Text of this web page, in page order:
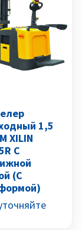
1,5
XILIN
С
(с